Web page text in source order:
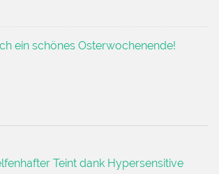
ein schönes Osterwochenende!
Teint dank Hypersensitive